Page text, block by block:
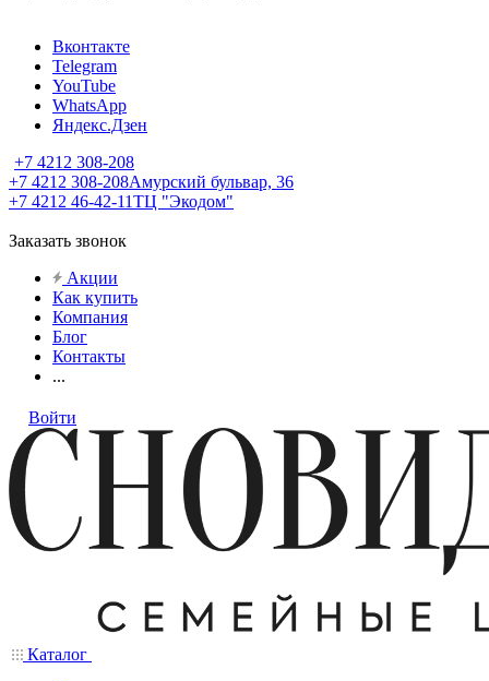
Вконтакте
Telegram
YouTube
WhatsApp
Яндекс.Дзен
+7 4212 308-208
+7 4212 308-208Амурский бульвар, 36
+7 4212 46-42-11ТЦ "Экодом"
Заказать звонок
Акции
Как купить
Компания
Блог
Контакты
...
Войти
Каталог